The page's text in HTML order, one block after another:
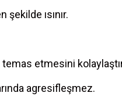
ısınır.
etmesini
agresifleşmez.